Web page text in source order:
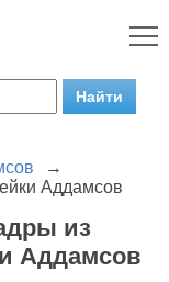
→
Аддамсов
из
Аддамсов